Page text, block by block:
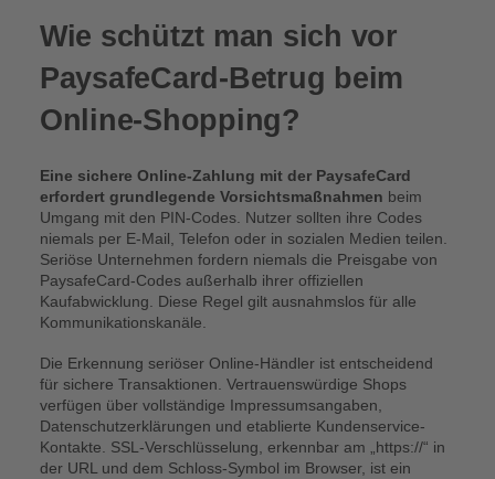
Wie schützt man sich vor
PaysafeCard-Betrug beim
Online-Shopping?
Eine sichere Online-Zahlung mit der PaysafeCard
erfordert grundlegende Vorsichtsmaßnahmen beim
Umgang mit den PIN-Codes. Nutzer sollten ihre Codes
niemals per E-Mail, Telefon oder in sozialen Medien teilen.
Seriöse Unternehmen fordern niemals die Preisgabe von
PaysafeCard-Codes außerhalb ihrer offiziellen
Kaufabwicklung. Diese Regel gilt ausnahmslos für alle
Kommunikationskanäle.
Die Erkennung seriöser Online-Händler ist entscheidend
für sichere Transaktionen. Vertrauenswürdige Shops
verfügen über vollständige Impressumsangaben,
Datenschutzerklärungen und etablierte Kundenservice-
Kontakte. SSL-Verschlüsselung, erkennbar am „https://“ in
der URL und dem Schloss-Symbol im Browser, ist ein